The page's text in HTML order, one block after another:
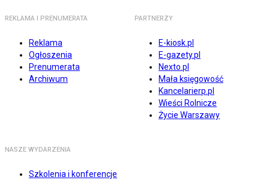
REKLAMA I PRENUMERATA
Reklama
Ogłoszenia
Prenumerata
Archiwum
PARTNERZY
E-kiosk.pl
E-gazety.pl
Nexto.pl
Mała księgowość
Kancelarierp.pl
Wieści Rolnicze
Życie Warszawy
NASZE WYDARZENIA
Szkolenia i konferencje